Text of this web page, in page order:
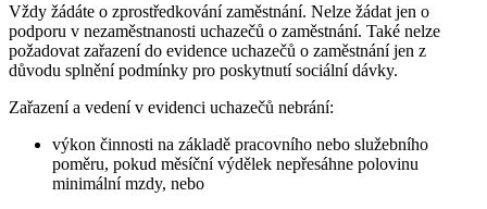
Vždy žádáte o zprostředkování zaměstnání. Nelze žádat jen o
podporu v nezaměstnanosti uchazečů o zaměstnání. Také nelze
požadovat zařazení do evidence uchazečů o zaměstnání jen z
důvodu splnění podmínky pro poskytnutí sociální dávky.
Zařazení a vedení v evidenci uchazečů nebrání:
výkon činnosti na základě pracovního nebo služebního
poměru, pokud měsíční výdělek nepřesáhne polovinu
minimální mzdy, nebo